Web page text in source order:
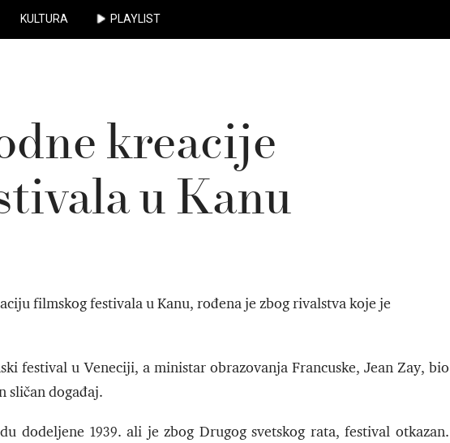
KULTURA PLAYLIST
kreacije
u Kanu
filmskog festivala u Kanu, rođena je zbog rivalstva koje je
festival u Veneciji, a ministar obrazovanja Francuske, Jean Zay, bio
sličan događaj.
dodeljene 1939. ali je zbog Drugog svetskog rata, festival otkazan.